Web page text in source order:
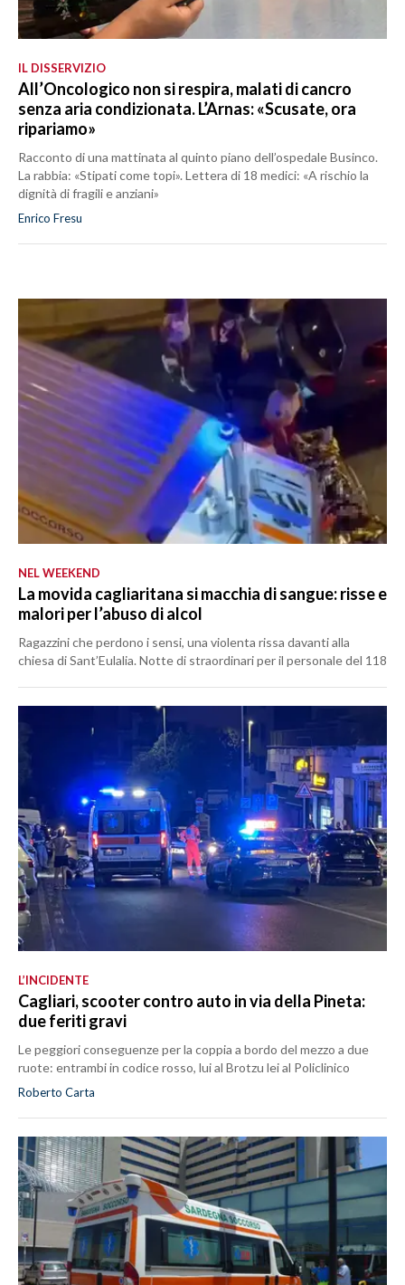
IL DISSERVIZIO
All’Oncologico non si respira, malati di cancro
senza aria condizionata. L’Arnas: «Scusate, ora
ripariamo»
Racconto di una mattinata al quinto piano dell’ospedale Businco.
La rabbia: «Stipati come topi». Lettera di 18 medici: «A rischio la
dignità di fragili e anziani»
Enrico Fresu
NEL WEEKEND
La movida cagliaritana si macchia di sangue: risse e
malori per l’abuso di alcol
Ragazzini che perdono i sensi, una violenta rissa davanti alla
chiesa di Sant’Eulalia. Notte di straordinari per il personale del 118
L’INCIDENTE
Cagliari, scooter contro auto in via della Pineta:
due feriti gravi
Le peggiori conseguenze per la coppia a bordo del mezzo a due
ruote: entrambi in codice rosso, lui al Brotzu lei al Policlinico
Roberto Carta